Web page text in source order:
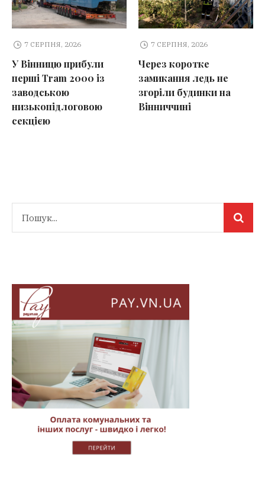
7 СЕРПНЯ, 2026
У Вінницю прибули
перші Tram 2000 із
заводською
низькопідлоговою
секцією
7 СЕРПНЯ, 2026
Через коротке
замикання ледь не
згоріли будинки на
Вінниччині